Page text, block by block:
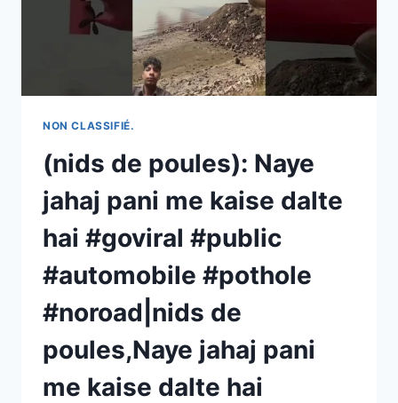
MAIRE
ÉTOFFE
SA
POLICE
MUNICIPALE
HORAIRES
POUR
RENFORCER
SÉCURITÉ
LA
PROXIMITÉ
AVEC
LES
HABITANTS
PAMIERS
NON CLASSIFIÉ.
(nids de poules): Naye
jahaj pani me kaise dalte
hai #goviral #public
#automobile #pothole
#noroad|nids de
poules,Naye jahaj pani
me kaise dalte hai